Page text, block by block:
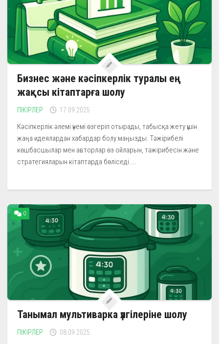
Бизнес және кәсіпкерлік туралы ең
жақсы кітаптарға шолу
ПІКІРЛЕР 17.09.2025
Кәсіпкерлік әлемі үнемі өзгеріп отырады, табысқа жету үшін
жаңа идеялардан хабардар болу маңызды. Тәжірибелі
көшбасшылар мен авторлар өз ойларын, тәжірибесін және
стратегияларын кітаптарда бөліседі....
0
Танымал мультиварка үлгілеріне шолу
ПІКІРЛЕР 08.09.2025